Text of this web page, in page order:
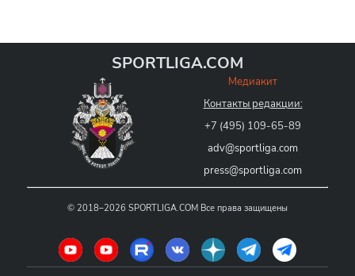
SPORTLIGA.COM
Медиакит
Контакты редакции:
+7 (495) 109-65-89
adv@sportliga.com
press@sportliga.com
© 2018–2026 SPORTLIGA.COM Все права защищены